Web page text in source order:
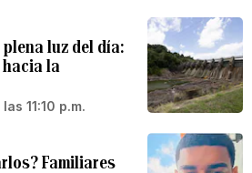
luz del día:
hacia la
11:10 p.m.
Familiares